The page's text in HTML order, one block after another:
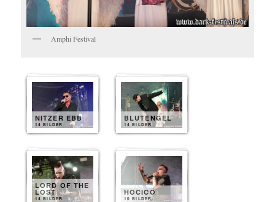
Amphi Festival
NITZER EBB
14 BILDER
BLUTENGEL
14 BILDER
LORD OF THE
LOST
14 BILDER
HOCICO
10 BILDER